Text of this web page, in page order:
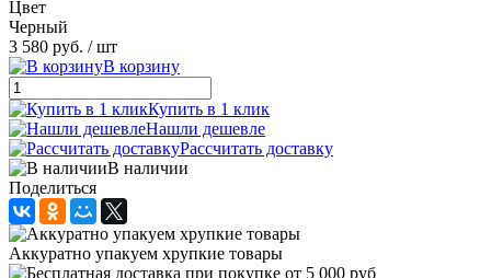
Цвет
Черный
3 580 руб. / шт
В корзину
Купить в 1 клик
Нашли дешевле
Рассчитать доставку
В наличии
Поделиться
Аккуратно упакуем хрупкие товары